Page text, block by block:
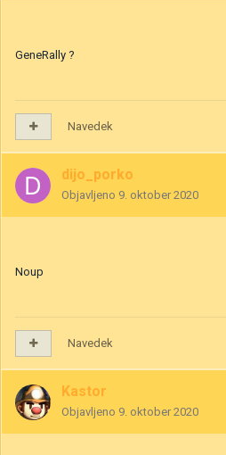
GeneRally ?
Navedek
dijo_porko
Objavljeno 9. oktober 2020
Noup
Navedek
Kastor
Objavljeno 9. oktober 2020